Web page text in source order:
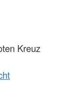
Kreuz